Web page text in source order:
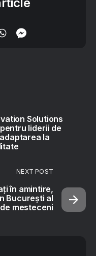
Solutions
liderii de
la
NEXT POST
în amintire,
București al
mesteceni